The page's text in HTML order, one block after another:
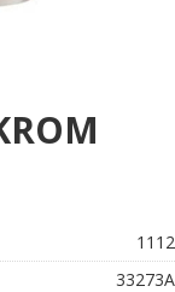
1112
33273A